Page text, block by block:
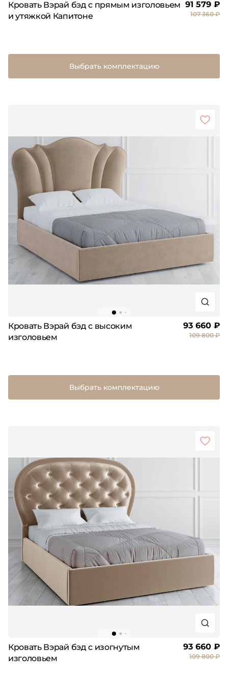
Кровать Вэрай бэд с прямым изголовьем
и утяжкой Капитоне
91 579 ₽
107 360 ₽
Выбрать комплектацию
Кровать Вэрай бэд с высоким
изголовьем
93 660 ₽
109 800 ₽
Выбрать комплектацию
Кровать Вэрай бэд с изогнутым
изголовьем
93 660 ₽
109 800 ₽